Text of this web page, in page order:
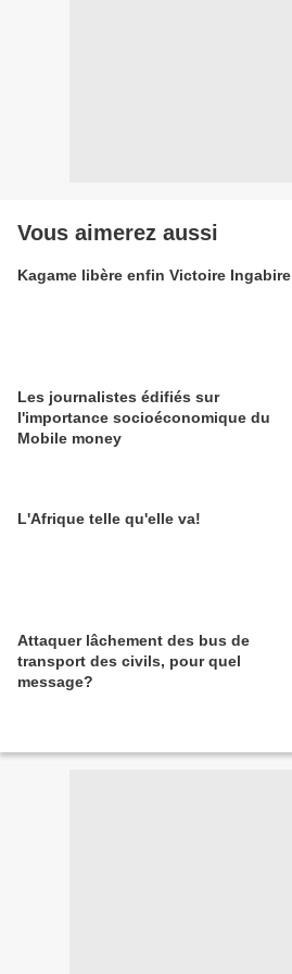
Vous aimerez aussi
Kagame libère enfin Victoire Ingabire
Les journalistes édifiés sur
l'importance socioéconomique du
Mobile money
L'Afrique telle qu'elle va!
Attaquer lâchement des bus de
transport des civils, pour quel
message?